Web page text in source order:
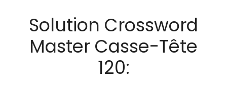
Solution Crossword
Master Casse-Tête
120: